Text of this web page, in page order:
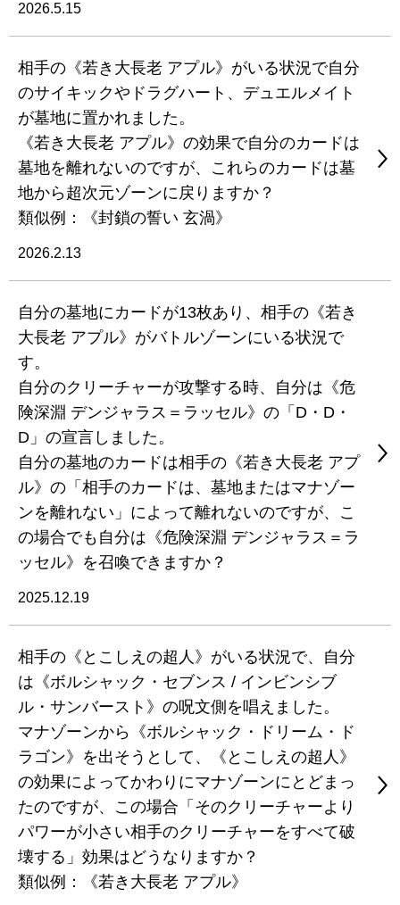
2026.5.15
相手の《若き大長老 アプル》がいる状況で自分
のサイキックやドラグハート、デュエルメイト
が墓地に置かれました。
《若き大長老 アプル》の効果で自分のカードは
墓地を離れないのですが、これらのカードは墓
地から超次元ゾーンに戻りますか？
類似例：《封鎖の誓い 玄渦》
2026.2.13
自分の墓地にカードが13枚あり、相手の《若き
大長老 アプル》がバトルゾーンにいる状況で
す。
自分のクリーチャーが攻撃する時、自分は《危
険深淵 デンジャラス＝ラッセル》の「D・D・
D」の宣言しました。
自分の墓地のカードは相手の《若き大長老 アプ
ル》の「相手のカードは、墓地またはマナゾー
ンを離れない」によって離れないのですが、こ
の場合でも自分は《危険深淵 デンジャラス＝ラ
ッセル》を召喚できますか？
2025.12.19
相手の《とこしえの超人》がいる状況で、自分
は《ボルシャック・セブンス / インビンシブ
ル・サンバースト》の呪文側を唱えました。
マナゾーンから《ボルシャック・ドリーム・ド
ラゴン》を出そうとして、《とこしえの超人》
の効果によってかわりにマナゾーンにとどまっ
たのですが、この場合「そのクリーチャーより
パワーが小さい相手のクリーチャーをすべて破
壊する」効果はどうなりますか？
類似例：《若き大長老 アプル》